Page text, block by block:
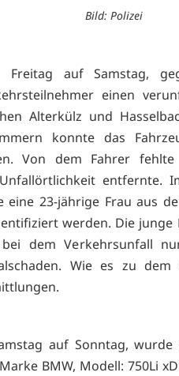
Bild: Polizei
auf Samstag,
einen
Alterkülz und
konnte das
Von dem Fahrer
entfernte.
23-jährige Frau aus
werden. Die junge
dem Verkehrsunfall
Wie es zu
auf Sonntag,
BMW, Modell: 750Li